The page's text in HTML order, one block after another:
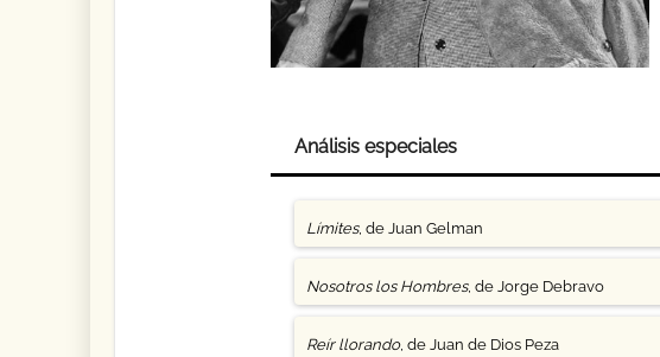
Análisis especiales
Límites, de Juan Gelman
Nosotros los Hombres, de Jorge Debravo
Reír llorando, de Juan de Dios Peza